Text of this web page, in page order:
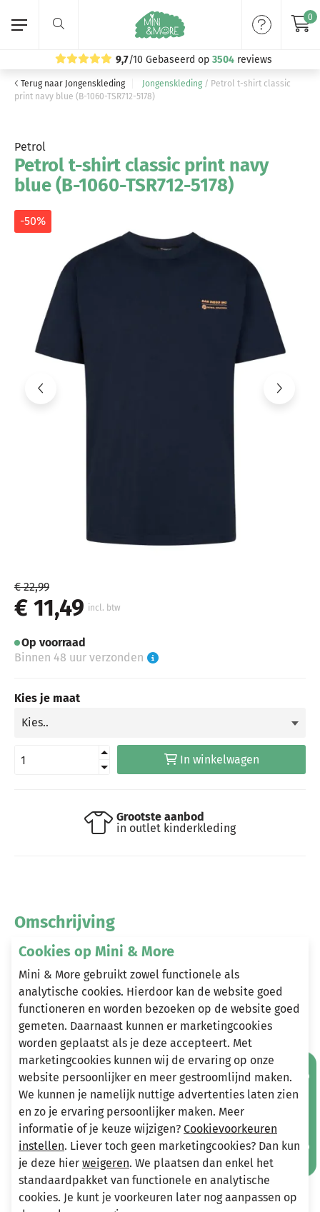
9,7/10 Gebaseerd op 3504 reviews
0
Home
Jongenskleding
Merken
Volg ons:
Terug naar Jongenskleding Jongenskleding / Petrol t-shirt classic
print navy blue (B-1060-TSR712-5178)
Petrol
Petrol t-shirt classic print navy
blue (B-1060-TSR712-5178)
-50%
€ 22,99
€ 11,49 incl. btw
Op voorraad
Binnen 48 uur verzonden
Kies je maat
In winkelwagen
Grootste aanbod
in outlet kinderkleding
Omschrijving
95% katoen en 5% elastaan
Heeft u vragen?
Stuur een e-mail
info@miniandmore.nl
Andere bekeken ook
Wellicht ook iets voor jou?
-50% -50%
Mis geen aanbiedingen!
Cookies op Mini & More
Mini & More gebruikt zowel functionele als
analytische cookies. Hierdoor kan de website goed
functioneren en worden bezoeken op de website goed
gemeten. Daarnaast kunnen er marketingcookies
worden geplaatst als je deze accepteert. Met
marketingcookies kunnen wij de ervaring op onze
website persoonlijker en meer gestroomlijnd maken.
We kunnen je namelijk nuttige advertenties laten zien
en zo je ervaring persoonlijker maken. Meer
informatie of je keuze wijzigen? Cookievoorkeuren
instellen. Liever toch geen marketingcookies? Dan kun
je deze hier weigeren. We plaatsen dan enkel het
standaardpakket van functionele en analytische
cookies. Je kunt je voorkeuren later nog aanpassen op